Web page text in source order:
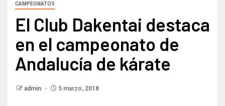
CAMPEONATOS
El Club Dakentai destaca
en el campeonato de
Andalucía de kárate
admin 5 marzo, 2018